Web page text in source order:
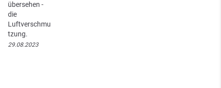
übersehen -
die
Luftverschmu
tzung.
29.08.2023